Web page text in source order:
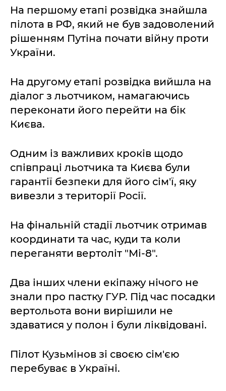
На першому етапі розвідка знайшла
пілота в РФ, який не був задоволений
рішенням Путіна почати війну проти
України.
На другому етапі розвідка вийшла на
діалог з льотчиком, намагаючись
переконати його перейти на бік
Києва.
Одним із важливих кроків щодо
співпраці льотчика та Києва були
гарантії безпеки для його сім'ї, яку
вивезли з території Росії.
На фінальній стадії льотчик отримав
координати та час, куди та коли
переганяти вертоліт "Мі-8".
Два інших члени екіпажу нічого не
знали про пастку ГУР. Під час посадки
вертольота вони вирішили не
здаватися у полон і були ліквідовані.
Пілот Кузьмінов зі своєю сім'єю
перебуває в Україні.